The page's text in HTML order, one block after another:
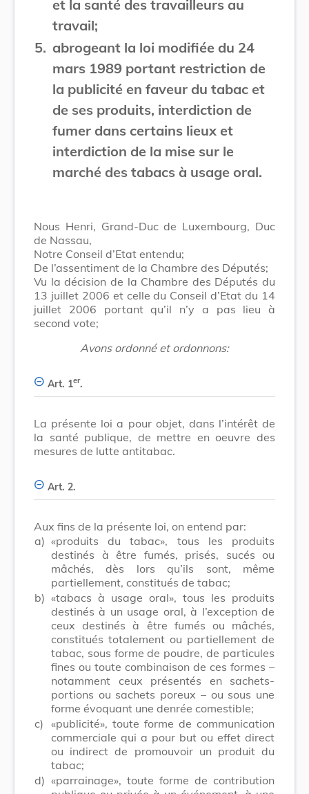
et la santé des travailleurs au
travail;
5. abrogeant la loi modifiée du 24
mars 1989 portant restriction de
la publicité en faveur du tabac et
de ses produits, interdiction de
fumer dans certains lieux et
interdiction de la mise sur le
marché des tabacs à usage oral.
Nous Henri, Grand-Duc de Luxembourg, Duc
de Nassau,
Notre Conseil d’Etat entendu;
De l’assentiment de la Chambre des Députés;
Vu la décision de la Chambre des Députés du
13 juillet 2006 et celle du Conseil d’Etat du 14
juillet 2006 portant qu’il n’y a pas lieu à
second vote;
Avons ordonné et ordonnons:
Art. 1er.
La présente loi a pour objet, dans l’intérêt de
la santé publique, de mettre en oeuvre des
mesures de lutte antitabac.
Art. 2.
Aux fins de la présente loi, on entend par:
a) «produits du tabac», tous les produits
destinés à être fumés, prisés, sucés ou
mâchés, dès lors qu’ils sont, même
partiellement, constitués de tabac;
b) «tabacs à usage oral», tous les produits
destinés à un usage oral, à l’exception de
ceux destinés à être fumés ou mâchés,
constitués totalement ou partiellement de
tabac, sous forme de poudre, de particules
fines ou toute combinaison de ces formes –
notamment ceux présentés en sachets-
portions ou sachets poreux – ou sous une
forme évoquant une denrée comestible;
c) «publicité», toute forme de communication
commerciale qui a pour but ou effet direct
ou indirect de promouvoir un produit du
tabac;
d) «parrainage», toute forme de contribution